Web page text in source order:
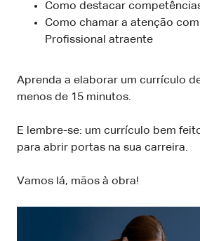
Como destacar
Como chamar a atenção com
Profissional atraente
Aprenda a elaborar um currículo
menos de 15 minutos.
E lembre-se: um currículo bem
para abrir portas na sua carreira.
Vamos lá, mãos à obra!